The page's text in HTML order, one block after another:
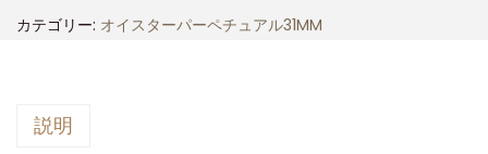
カテゴリー: オイスターパーペチュアル31MM
説明